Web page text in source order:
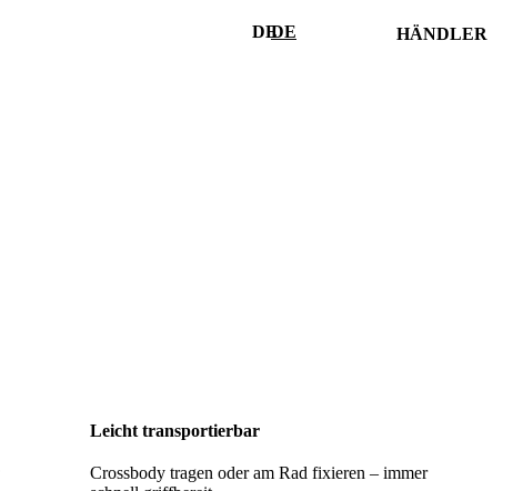
DE
DE HÄNDLER
Leicht transportierbar
Crossbody tragen oder am Rad fixieren – immer